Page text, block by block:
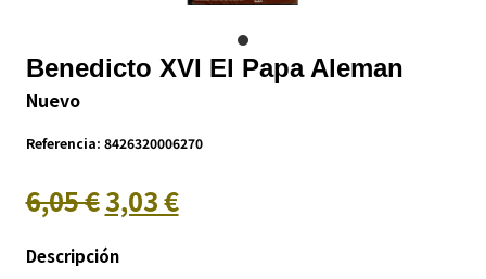
Benedicto XVI El Papa Aleman
Nuevo
Referencia: 8426320006270
6,05 €3,03 €
Descripción